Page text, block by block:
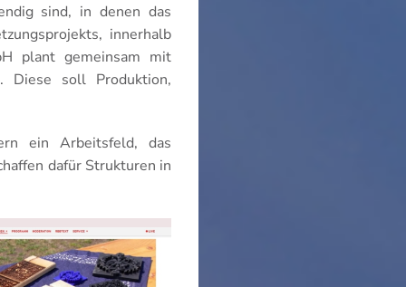
sind, in denen das
innerhalb
plant gemeinsam mit
Diese soll Produktion,
ein Arbeitsfeld, das
dafür Strukturen in